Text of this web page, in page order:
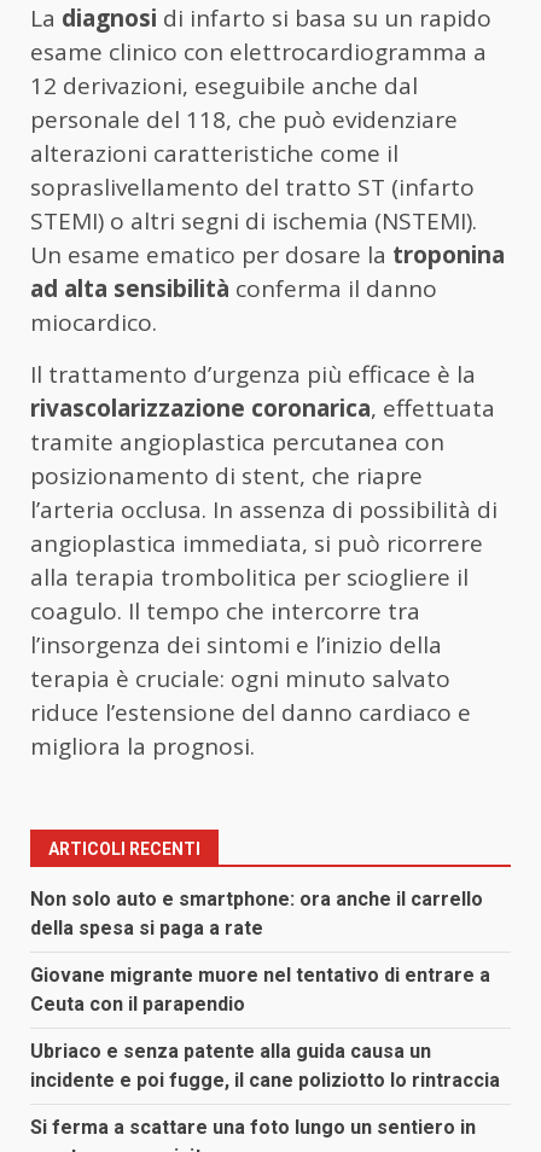
La diagnosi di infarto si basa su un rapido
esame clinico con elettrocardiogramma a
12 derivazioni, eseguibile anche dal
personale del 118, che può evidenziare
alterazioni caratteristiche come il
sopraslivellamento del tratto ST (infarto
STEMI) o altri segni di ischemia (NSTEMI).
Un esame ematico per dosare la troponina
ad alta sensibilità conferma il danno
miocardico.
Il trattamento d’urgenza più efficace è la
rivascolarizzazione coronarica, effettuata
tramite angioplastica percutanea con
posizionamento di stent, che riapre
l’arteria occlusa. In assenza di possibilità di
angioplastica immediata, si può ricorrere
alla terapia trombolitica per sciogliere il
coagulo. Il tempo che intercorre tra
l’insorgenza dei sintomi e l’inizio della
terapia è cruciale: ogni minuto salvato
riduce l’estensione del danno cardiaco e
migliora la prognosi.
ARTICOLI RECENTI
Non solo auto e smartphone: ora anche il carrello
della spesa si paga a rate
Giovane migrante muore nel tentativo di entrare a
Ceuta con il parapendio
Ubriaco e senza patente alla guida causa un
incidente e poi fugge, il cane poliziotto lo rintraccia
Si ferma a scattare una foto lungo un sentiero in